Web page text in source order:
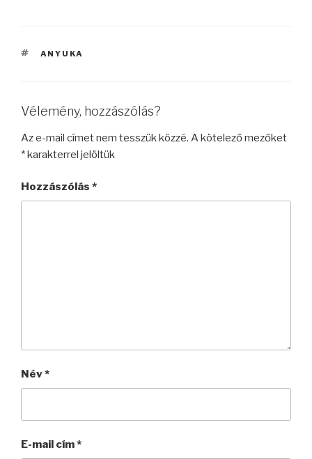
CÍMKÉK
ANYUKA
Vélemény, hozzászólás?
Az e-mail címet nem tesszük közzé. A kötelező mezőket
*karakterrel jelöltük
Hozzászólás *
Név*
E-mail cím*